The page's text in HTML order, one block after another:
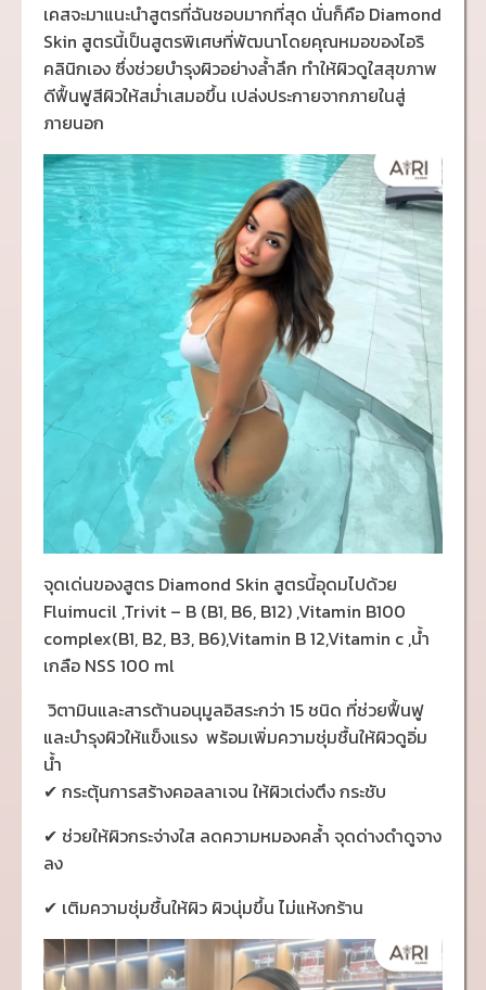
เคสจะมาแนะนำสูตรที่ฉันชอบมากที่สุด นั่นก็คือ Diamond
Skin สูตรนี้เป็นสูตรพิเศษที่พัฒนาโดยคุณหมอของไอริ
คลินิกเอง ซึ่งช่วยบำรุงผิวอย่างล้ำลึก ทำให้ผิวดูใสสุขภาพ
ดีฟื้นฟูสีผิวให้สม่ำเสมอขึ้น เปล่งประกายจากภายในสู่
ภายนอก
จุดเด่นของสูตร Diamond Skin สูตรนี้อุดมไปด้วย
Fluimucil ,Trivit – B (B1, B6, B12) ,Vitamin B100
complex(B1, B2, B3, B6),Vitamin B 12,Vitamin c ,น้ำ
เกลือ NSS 100 ml
วิตามินและสารต้านอนุมูลอิสระกว่า 15 ชนิด ที่ช่วยฟื้นฟู
และบำรุงผิวให้แข็งแรง พร้อมเพิ่มความชุ่มชื้นให้ผิวดูอิ่ม
น้ำ
✔ กระตุ้นการสร้างคอลลาเจน ให้ผิวเต่งตึง กระชับ
✔ ช่วยให้ผิวกระจ่างใส ลดความหมองคล้ำ จุดด่างดำดูจาง
ลง
✔ เติมความชุ่มชื้นให้ผิว ผิวนุ่มขึ้น ไม่แห้งกร้าน